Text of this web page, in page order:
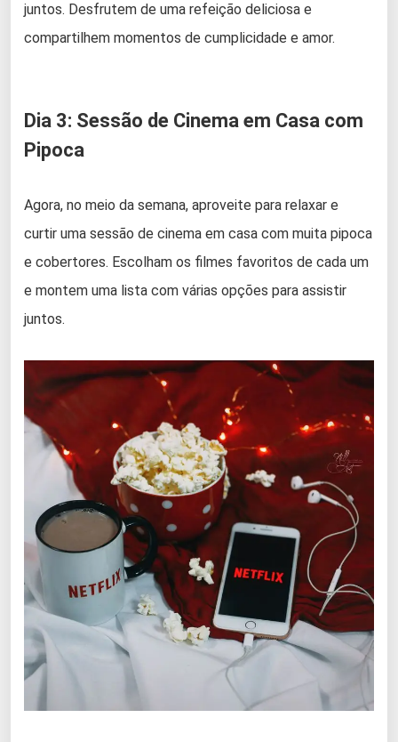
juntos. Desfrutem de uma refeição deliciosa e
compartilhem momentos de cumplicidade e amor.
Dia 3: Sessão de Cinema em Casa com
Pipoca
Agora, no meio da semana, aproveite para relaxar e
curtir uma sessão de cinema em casa com muita pipoca
e cobertores. Escolham os filmes favoritos de cada um
e montem uma lista com várias opções para assistir
juntos.